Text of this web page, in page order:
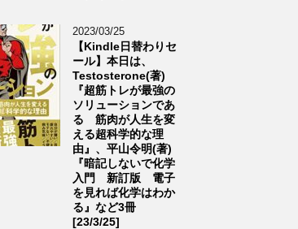
2023/03/25
【Kindle日替わりセ
ール】本日は、
Testosterone(著)
『超筋トレが最強の
ソリューションであ
る 筋肉が人生を変
える超科学的な理
由』、平山令明(著)
『暗記しないで化学
入門 新訂版 電子
を見れば化学はわか
る』など3冊
[23/3/25]